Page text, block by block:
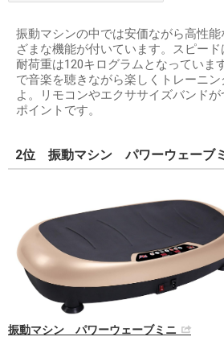
振動マシンの中では安価ながら高性
ざまな機能が付いています。スピード
耐荷重は120キログラムとなっていま
で音楽を聴きながら楽しくトレーニ
よ。リモコンやエクササイズバンド
ポイントです。
2位 振動マシン パワーウェーブ
振動マシン パワーウェーブミニ